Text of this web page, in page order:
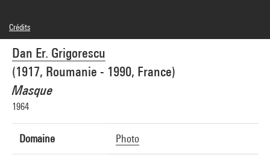
Dan Er. Grigorescu
(1917, Roumanie - 1990, France)
Masque
1964
Domaine Photo
Crédits
© Dan Er. Grigorescu
Crédit photographique : Centre Pompidou, MNAM-CCI/Audrey Laurans/Dist.
GrandPalaisRmn
Réf. image : 4Y02303